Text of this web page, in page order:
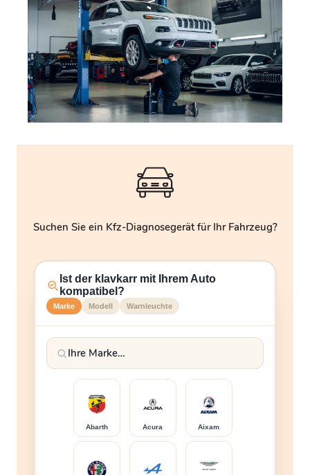
Suchen Sie ein Kfz-Diagnosegerät für Ihr Fahrzeug?
Ist der klavkarr mit Ihrem Auto
kompatibel?
Marke Modell Warnleuchte
Abarth Acura Aixam